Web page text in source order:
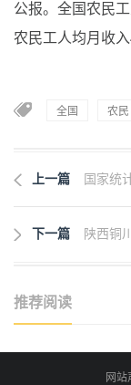
公报。全国农民
农民工人均月收入
全国 农民
上一篇 国家统
下一篇 陕西铜
推荐阅读
网站